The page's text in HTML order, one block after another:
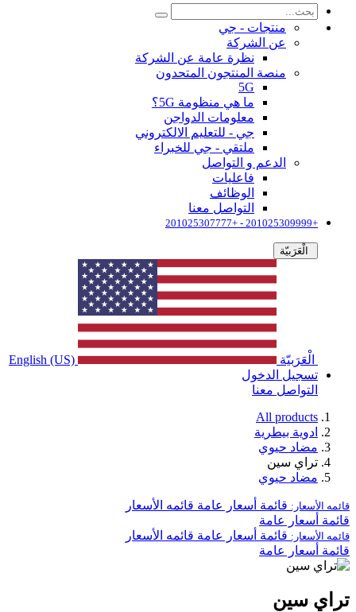
منتجات - جي
عن الشركة
نظرة عامة عن الشركة
منصة المنتجون المتحدون
5G
ما هي منظومة 5G؟
معلومات الدواجن
جي - للتعليم الالكتروني
ملتقي - جي للخبراء
الدعم و التواصل
فاعليات
الوظائف
التواصل معنا
+201025309999 - +201025307777
الْعَرَبيّة
الْعَرَبيّة
English (US)
تسجيل الدخول
التواصل معنا
All products
ادوية بيطرية
مضاد حيوي
تراي سين
مضاد حيوي
قائمه الأسعار: قائمة أسعار عامة قائمه الأسعار
قائمة أسعار عامة
قائمه الأسعار: قائمة أسعار عامة قائمه الأسعار
قائمة أسعار عامة
تراي سين